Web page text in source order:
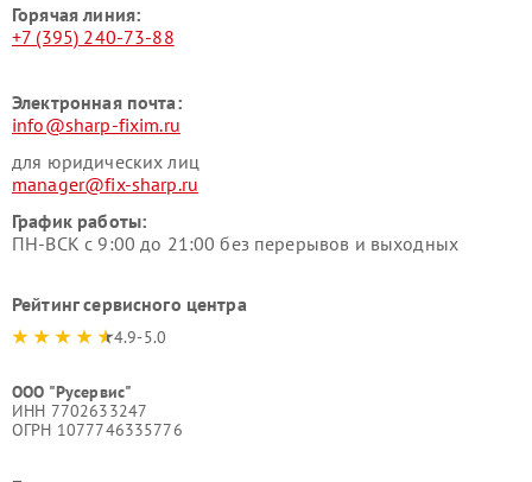
Горячая линия:
+7 (395) 240-73-88
Электронная почта:
info@sharp-fixim.ru
для юридических лиц
manager@fix-sharp.ru
График работы:
ПН-ВСК с 9:00 до 21:00 без перерывов и выходных
Рейтинг сервисного центра
4.9-5.0
ООО "Русервис"
ИНН 7702633247
ОГРН 1077746335776